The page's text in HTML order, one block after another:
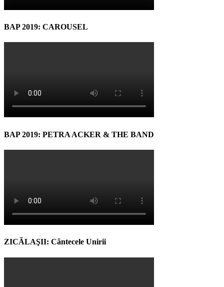
BAP 2019: CAROUSEL
BAP 2019: PETRA ACKER & THE BAND
ZICĂLAŞII: Cântecele Unirii